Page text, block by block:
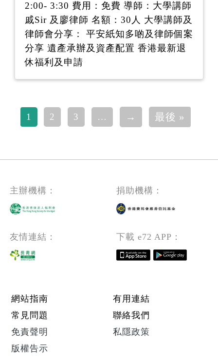
2:00- 3:30 費用：免費 導師：大學講師
戚Sir 及廖律師 名額：30人 大學講師及
律師會分享： 平安紙知多啲及律師個案
分享 遺產承辦及資產配置 香港最新退
休福利及申請
Pagination
1 2 3 … → 下一頁最後 »
主辦機構： 捐助機構：
友情連結： 下載 e72 APP：
Footer menu
網站指南
有用連結
常見問題
聯絡我們
免責聲明
私隱政策
版權告示